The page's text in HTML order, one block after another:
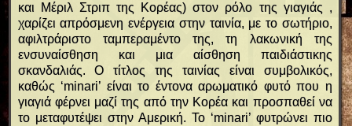
και Μέριλ Στριπ της Κορέας) στον ρόλο της γιαγιάς ,
χαρίζει απρόσμενη ενέργεια στην ταινία, με το σωτήριο,
αφιλτράριστο ταμπεραμέντο της, τη λακωνική της
ενσυναίσθηση και μια αίσθηση παιδιάστικης
σκανδαλιάς. Ο τίτλος της ταινίας είναι συμβολικός,
καθώς ‘minari’ είναι το έντονα αρωματικό φυτό που η
γιαγιά φέρνει μαζί της από την Κορέα και προσπαθεί να
το μεταφυτέψει στην Αμερική. Το ‘minari’ φυτρώνει πιο